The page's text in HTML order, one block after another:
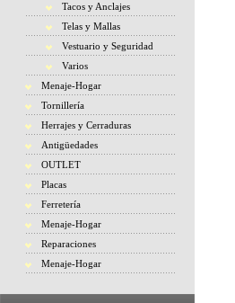
Tacos y Anclajes
Telas y Mallas
Vestuario y Seguridad
Varios
Menaje-Hogar
Tornillería
Herrajes y Cerraduras
Antigüedades
OUTLET
Placas
Ferretería
Menaje-Hogar
Reparaciones
Menaje-Hogar